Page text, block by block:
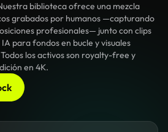
biblioteca ofrece una mezcla
grabados por humanos —capturando
profesionales— junto con clips
para fondos en bucle y visuales
los activos son royalty-free y
en 4K.